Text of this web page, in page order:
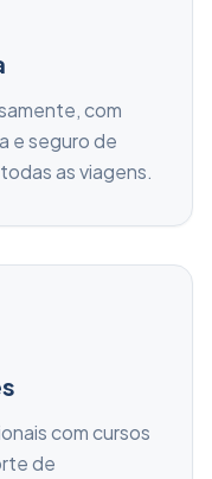
com
e seguro de
as viagens.
com cursos
de